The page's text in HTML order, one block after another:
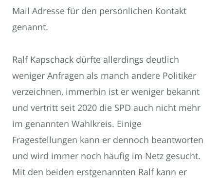
Mail Adresse für den persönlichen Kontakt
genannt.
Ralf Kapschack dürfte allerdings deutlich
weniger Anfragen als manch andere Politiker
verzeichnen, immerhin ist er weniger bekannt
und vertritt seit 2020 die SPD auch nicht mehr
im genannten Wahlkreis. Einige
Fragestellungen kann er dennoch beantworten
und wird immer noch häufig im Netz gesucht.
Mit den beiden erstgenannten Ralf kann er